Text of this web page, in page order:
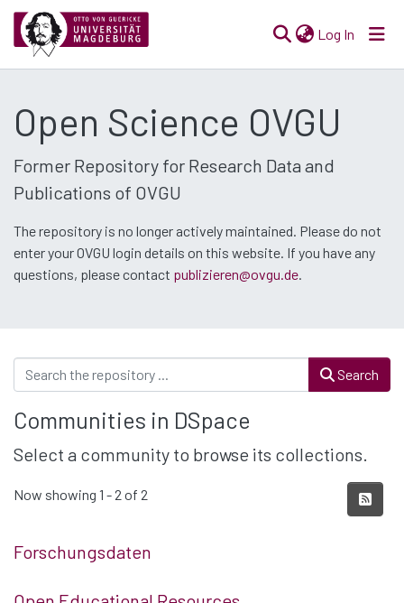
Log In (current)
& Collections
All of Open Science
Statistics
Open Science OVGU
Former Repository for Research Data and
Publications of OVGU
The repository is no longer actively maintained. Please do not
enter your OVGU login details on this website. If you have any
questions, please contact publizieren@ovgu.de.
Search
Communities in DSpace
Select a community to browse its collections.
Now showing 1 - 2 of 2
Forschungsdaten